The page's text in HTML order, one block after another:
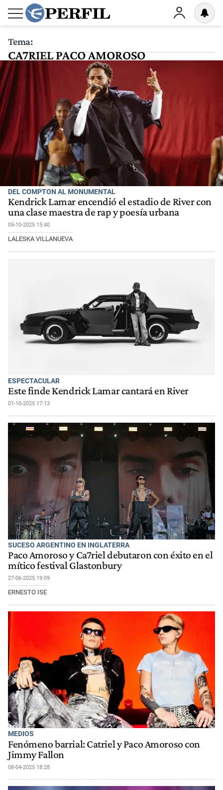
Tema:
CA7RIEL PACO AMOROSO
DEL COMPTON AL MONUMENTAL
Kendrick Lamar encendió el estadio de River con
una clase maestra de rap y poesía urbana
05-10-2025 15:40
LALESKA VILLANUEVA
ESPECTACULAR
Este finde Kendrick Lamar cantará en River
01-10-2025 17:13
SUCESO ARGENTINO EN INGLATERRA
Paco Amoroso y Ca7riel debutaron con éxito en el
mítico festival Glastonbury
27-06-2025 19:09
ERNESTO ISE
MEDIOS
Fenómeno barrial: Catriel y Paco Amoroso con
Jimmy Fallon
08-04-2025 18:28